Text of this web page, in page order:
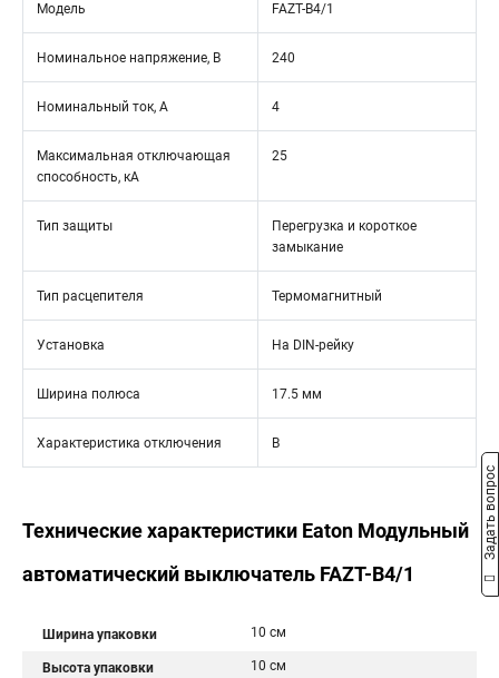
Модель FAZT-B4/1
Номинальное напряжение, В 240
Номинальный ток, А 4
Максимальная отключающая
способность, кА
25
Тип защиты
Перегрузка и короткое
замыкание
Тип расцепителя Термомагнитный
Установка На DIN-рейку
Ширина полюса 17.5 мм
Характеристика отключения B
Технические характеристики Eaton Модульный
автоматический выключатель FAZT-B4/1
Ширина упаковки 10 см
Высота упаковки 10 см
Задать вопрос